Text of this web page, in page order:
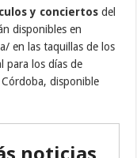
y conciertos del
disponibles en
en las taquillas de los
para los días de
disponible